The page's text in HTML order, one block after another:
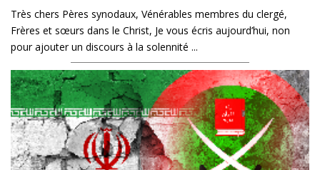
Très chers Pères synodaux, Vénérables membres du clergé,
Frères et sœurs dans le Christ, Je vous écris aujourd’hui, non
pour ajouter un discours à la solennité ...